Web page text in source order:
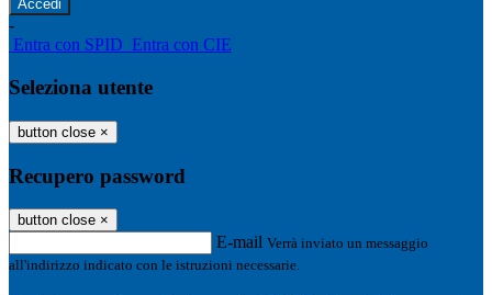
-
Entra con SPID Entra con CIE
Seleziona utente
button close ×
Recupero password
button close ×
E-mail Verrà inviato un messaggio
all'indirizzo indicato con le istruzioni necessarie.